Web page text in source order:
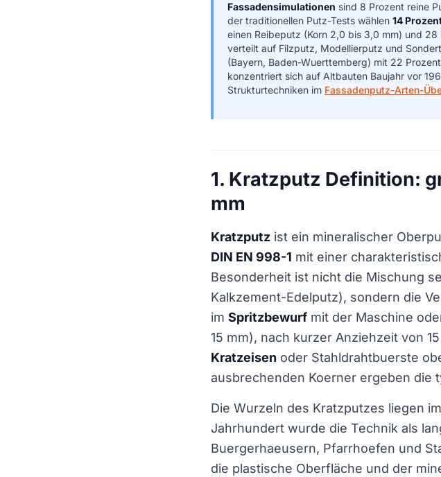
Fassadensimulationen sind 8 Prozent reine
der traditionellen Putz-Tests wählen 14
einen Reibeputz (Korn 2,0 bis 3,0 mm) und
verteilt auf Filzputz, Modellierputz und
(Bayern, Baden-Wuerttemberg) mit 22
konzentriert sich auf Altbauten Baujahr vor
Strukturtechniken im Fassadenputz-Arten-
1. Kratzputz Definition:
mm
Kratzputz ist ein mineralischer
DIN EN 998-1 mit einer
Besonderheit ist nicht die Mischung
Kalkzement-Edelputz), sondern die
im Spritzbewurf mit der Maschine
15 mm), nach kurzer Anziehzeit von
Kratzeisen oder Stahldrahtbuerste
ausbrechenden Koerner ergeben die
Die Wurzeln des Kratzputzes liegen
Jahrhundert wurde die Technik als
Buergerhaeusern, Pfarrhoefen und
die plastische Oberfläche und der